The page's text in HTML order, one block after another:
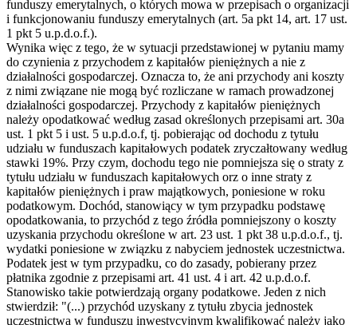
funduszy emerytalnych, o których mowa w przepisach o organizacji
i funkcjonowaniu funduszy emerytalnych (art. 5a pkt 14, art. 17 ust.
1 pkt 5 u.p.d.o.f.).
Wynika więc z tego, że w sytuacji przedstawionej w pytaniu mamy
do czynienia z przychodem z kapitałów pieniężnych a nie z
działalności gospodarczej. Oznacza to, że ani przychody ani koszty
z nimi związane nie mogą być rozliczane w ramach prowadzonej
działalności gospodarczej. Przychody z kapitałów pieniężnych
należy opodatkować według zasad określonych przepisami art. 30a
ust. 1 pkt 5 i ust. 5 u.p.d.o.f, tj. pobierając od dochodu z tytułu
udziału w funduszach kapitałowych podatek zryczałtowany według
stawki 19%. Przy czym, dochodu tego nie pomniejsza się o straty z
tytułu udziału w funduszach kapitałowych orz o inne straty z
kapitałów pieniężnych i praw majątkowych, poniesione w roku
podatkowym. Dochód, stanowiący w tym przypadku podstawę
opodatkowania, to przychód z tego źródła pomniejszony o koszty
uzyskania przychodu określone w art. 23 ust. 1 pkt 38 u.p.d.o.f., tj.
wydatki poniesione w związku z nabyciem jednostek uczestnictwa.
Podatek jest w tym przypadku, co do zasady, pobierany przez
płatnika zgodnie z przepisami art. 41 ust. 4 i art. 42 u.p.d.o.f.
Stanowisko takie potwierdzają organy podatkowe. Jeden z nich
stwierdził: "(...) przychód uzyskany z tytułu zbycia jednostek
uczestnictwa w funduszu inwestycyjnym kwalifikować należy jako